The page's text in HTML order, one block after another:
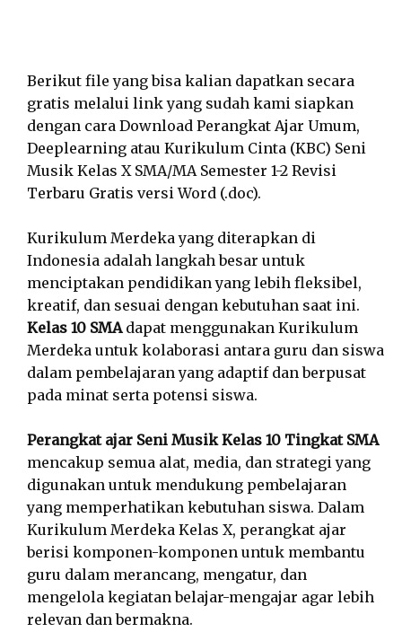
Berikut file yang bisa kalian dapatkan secara
gratis melalui link yang sudah kami siapkan
dengan cara Download Perangkat Ajar Umum,
Deeplearning atau Kurikulum Cinta (KBC) Seni
Musik Kelas X SMA/MA Semester 1-2 Revisi
Terbaru Gratis versi Word (.doc).
Kurikulum Merdeka yang diterapkan di
Indonesia adalah langkah besar untuk
menciptakan pendidikan yang lebih fleksibel,
kreatif, dan sesuai dengan kebutuhan saat ini.
Kelas 10 SMAdapat menggunakan Kurikulum
Merdeka untuk kolaborasi antara guru dan siswa
dalam pembelajaran yang adaptif dan berpusat
pada minat serta potensi siswa.
Perangkat ajar Seni Musik Kelas 10 Tingkat SMA
mencakup semua alat, media, dan strategi yang
digunakan untuk mendukung pembelajaran
yang memperhatikan kebutuhan siswa. Dalam
Kurikulum Merdeka Kelas X, perangkat ajar
berisi komponen-komponen untuk membantu
guru dalam merancang, mengatur, dan
mengelola kegiatan belajar-mengajar agar lebih
relevan dan bermakna.